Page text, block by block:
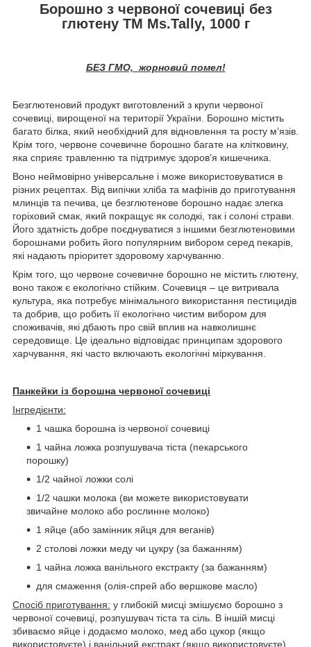
Борошно з червоної сочевиці без
глютену ТМ Ms.Tally, 1000 г
БЕЗ ГМО, жорновий помел!
Безглютеновий продукт виготовлений з крупи червоної
сочевиці, вирощеної на території України. Борошно містить
багато білка, який необхідний для відновлення та росту м’язів.
Крім того, червоне сочевичне борошно багате на клітковину,
яка сприяє травленню та підтримує здоров’я кишечника.
Воно неймовірно універсальне і може використовуватися в
різних рецептах. Від випічки хліба та мафінів до приготування
млинців та печива, це безглютенове борошно надає злегка
горіховий смак, який покращує як солодкі, так і солоні страви.
Його здатність добре поєднуватися з іншими безглютеновими
борошнами робить його популярним вибором серед пекарів,
які надають пріоритет здоровому харчуванню.
Крім того, що червоне сочевичне борошно не містить глютену,
воно також є екологічно стійким. Сочевиця – це витривала
культура, яка потребує мінімального використання пестицидів
та добрив, що робить її екологічно чистим вибором для
споживачів, які дбають про свій вплив на навколишнє
середовище. Це ідеально відповідає принципам здорового
харчування, які часто включають екологічні міркування.
Панкейки із борошна червоної сочевиці
Інгредієнти:
1 чашка борошна із червоної сочевиці
1 чайна ложка розпушувача тіста (пекарського
порошку)
1/2 чайної ложки солі
1/2 чашки молока (ви можете використовувати
звичайне молоко або рослинне молоко)
1 яйце (або замінник яйця для веганів)
2 столові ложки меду чи цукру (за бажанням)
1 чайна ложка ванільного екстракту (за бажанням)
для смаження (олія-спрей або вершкове масло)
Спосіб приготування: у глибокій мисці змішуємо борошно з
червоної сочевиці, розпушувач тіста та сіль. В іншій мисці
збиваємо яйце і додаємо молоко, мед або цукор (якщо
використовуєте) і ванільний екстракт (якщо використовуєте).